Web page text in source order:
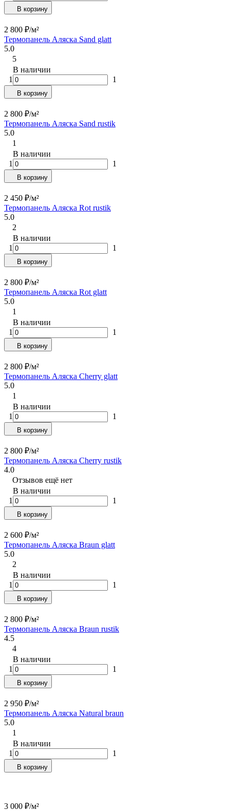
В корзину
2 800 ₽/м²
Термопанель Аляска Sand glatt
5.0
5
В наличии
1
1
В корзину
2 800 ₽/м²
Термопанель Аляска Sand rustik
5.0
1
В наличии
1
1
В корзину
2 450 ₽/м²
Термопанель Аляска Rot rustik
5.0
2
В наличии
1
1
В корзину
2 800 ₽/м²
Термопанель Аляска Rot glatt
5.0
1
В наличии
1
1
В корзину
2 800 ₽/м²
Термопанель Аляска Cherry glatt
5.0
1
В наличии
1
1
В корзину
2 800 ₽/м²
Термопанель Аляска Cherry rustik
4.0
Отзывов ещё нет
В наличии
1
1
В корзину
2 600 ₽/м²
Термопанель Аляска Braun glatt
5.0
2
В наличии
1
1
В корзину
2 800 ₽/м²
Термопанель Аляска Braun rustik
4.5
4
В наличии
1
1
В корзину
2 950 ₽/м²
Термопанель Аляска Natural braun
5.0
1
В наличии
1
1
В корзину
3 000 ₽/м²